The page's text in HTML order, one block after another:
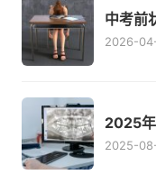
中考前
2026-
2025
2025-